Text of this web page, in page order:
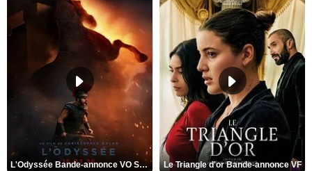
L'Odyssée Bande-annonce VO STFR Le Triangle d'or Bande-annonce VF